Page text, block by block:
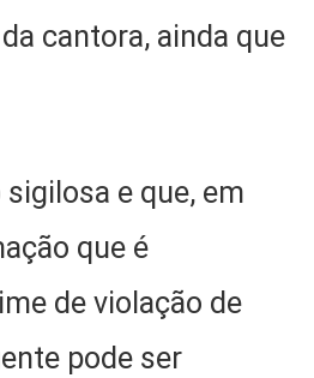
cantora, ainda que
e que, em
que é
de violação de
pode ser